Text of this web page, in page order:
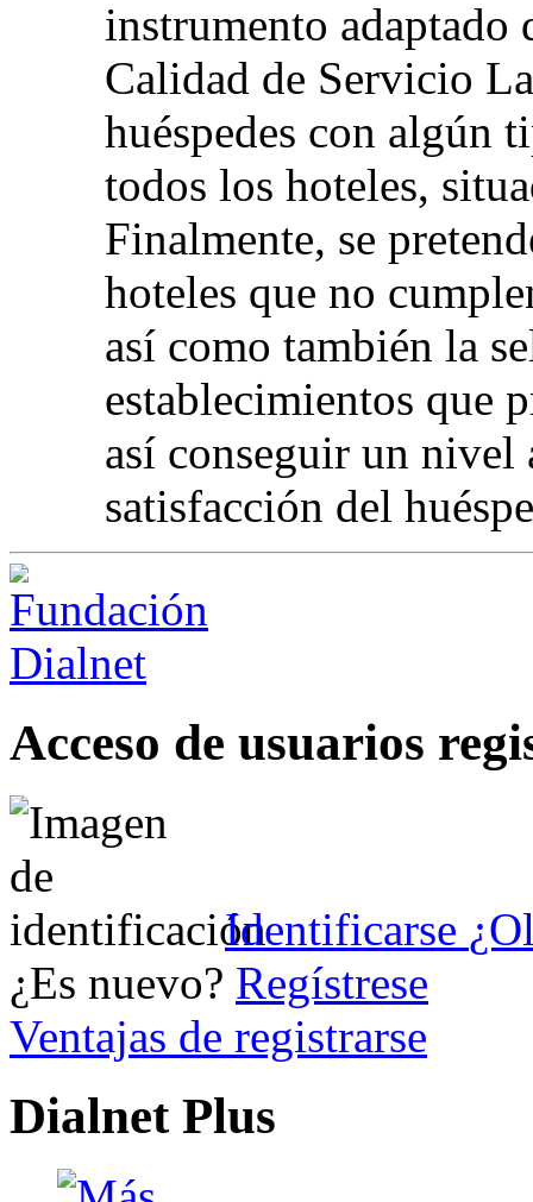
instrumento
Calidad de Servicio
huéspedes con algún
todos los hoteles,
Finalmente, se
hoteles que no
así como también la
establecimientos que
así conseguir un nivel
satisfacción del
Acceso de usuarios
Identificarse
¿Es nuevo? Regístrese
Ventajas de registrarse
Dialnet Plus